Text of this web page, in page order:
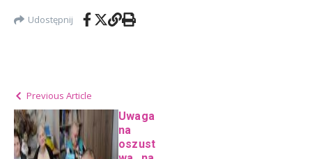
Udostępnij
Previous Article
Uwaga
na
oszust